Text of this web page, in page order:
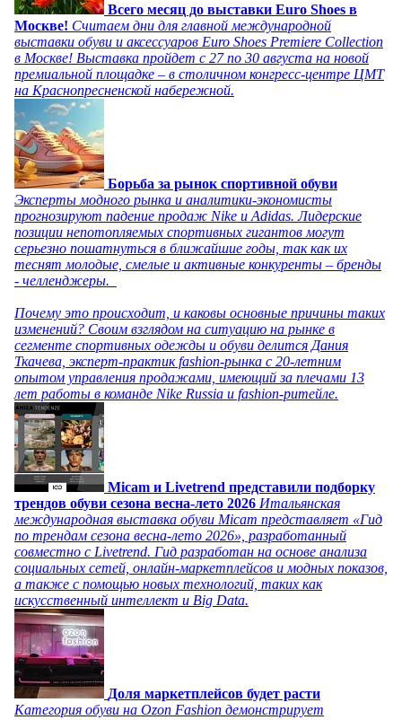
Всего месяц до выставки Euro Shoes в
Москве! Считаем дни для главной международной
выставки обуви и аксессуаров Euro Shoes Premiere Collection
в Москве! Выставка пройдет с 27 по 30 августа на новой
премиальной площадке – в столичном конгресс-центре ЦМТ
на Краснопресненской набережной.
Борьба за рынок спортивной обуви
Эксперты модного рынка и аналитики-экономисты
прогнозируют падение продаж Nike и Adidas. Лидерские
позиции непотопляемых спортивных гигантов могут
серьезно пошатнуться в ближайшие годы, так как их
теснят молодые, смелые и активные конкуренты – бренды
- челленджеры.
Почему это происходит, и каковы основные причины таких
изменений? Своим взглядом на ситуацию на рынке в
сегменте спортивных одежды и обуви делится Дания
Ткачева, эксперт-практик fashion-рынка с 20-летним
опытом управления продажами, имеющий за плечами 13
лет работы в команде Nike Russia и fashion-ритейле.
Micam и Livetrend представили подборку
трендов обуви сезона весна-лето 2026 Итальянская
международная выставка обуви Micam представляет «Гид
по трендам сезона весна-лето 2026», разработанный
совместно с Livetrend. Гид разработан на основе анализа
социальных сетей, онлайн-маркетплейсов и модных показов,
а также с помощью новых технологий, таких как
искусственный интеллект и Big Data.
Доля маркетплейсов будет расти
Категория обуви на Ozon Fashion демонстрирует